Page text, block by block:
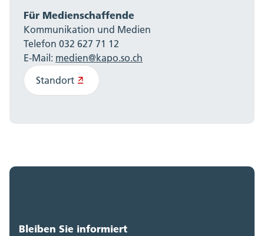
Für Medienschaffende
Kommunikation und Medien
Telefon 032 627 71 12
E-Mail: medien@kapo.so.ch
Standort
Bleiben Sie informiert